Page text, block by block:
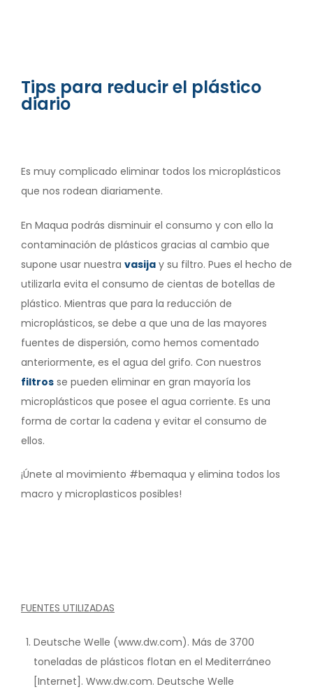
Tips para reducir el plástico
diario
Es muy complicado eliminar todos los microplásticos
que nos rodean diariamente.
En Maqua podrás disminuir el consumo y con ello la
contaminación de plásticos gracias al cambio que
supone usar nuestra vasija y su filtro. Pues el hecho de
utilizarla evita el consumo de cientas de botellas de
plástico. Mientras que para la reducción de
microplásticos, se debe a que una de las mayores
fuentes de dispersión, como hemos comentado
anteriormente, es el agua del grifo. Con nuestros
filtros se pueden eliminar en gran mayoría los
microplásticos que posee el agua corriente. Es una
forma de cortar la cadena y evitar el consumo de
ellos.
¡Únete al movimiento #bemaqua y elimina todos los
macro y microplasticos posibles!
FUENTES UTILIZADAS
Deutsche Welle (www.dw.com). Más de 3700
toneladas de plásticos flotan en el Mediterráneo
[Internet]. Www.dw.com. Deutsche Welle